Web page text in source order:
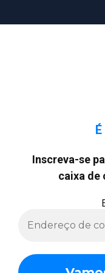
Inscreva-se
caixa de